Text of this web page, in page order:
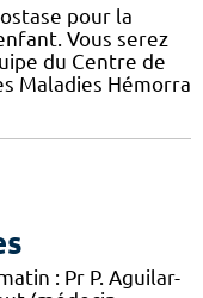
pour la
Vous serez
du Centre de
Maladies Hémorra
: Pr P. Aguilar-